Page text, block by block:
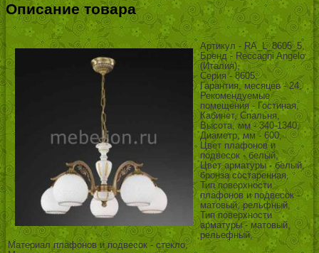
Описание товара
Артикул - RA_L_8605_5,
Бренд - Reccagni Angelo
(Италия),
Серия - 8605,
Гарантия, месяцев - 24,
Рекомендуемые
помещения - Гостиная,
Кабинет, Спальня,
Высота, мм - 340-1340,
Диаметр, мм - 600,
Цвет плафонов и
подвесок - белый,
Цвет арматуры - белый,
бронза состаренная,
Тип поверхности
плафонов и подвесок -
матовый, рельфный,
Тип поверхности
арматуры - матовый,
рельефный,
Материал плафонов и подвесок - стекло,